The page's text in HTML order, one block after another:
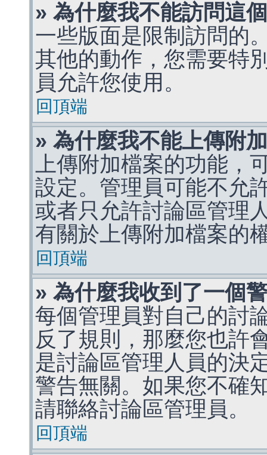
» 為什麼我不能訪問這
一些版面是限制訪問的
其他的動作，您需要特
員允許您使用。
回頂端
» 為什麼我不能上傳附
上傳附加檔案的功能，
設定。管理員可能不允
或者只允許討論區管理
有關於上傳附加檔案的
回頂端
» 為什麼我收到了一個
每個管理員對自己的討
反了規則，那麼您也許
是討論區管理人員的決
警告無關。如果您不確
請聯絡討論區管理員。
回頂端